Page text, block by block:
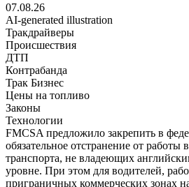
07.08.26
AI-generated illustration
Тракдрайверы
Происшествия
ДТП
Контрабанда
Трак Бизнес
Цены на топливо
Законы
Технологии
FMCSA предложило закрепить в
обязательное отстранение от работы
транспорта, не владеющих
уровне. При этом для водителей,
приграничных коммерческих зонах